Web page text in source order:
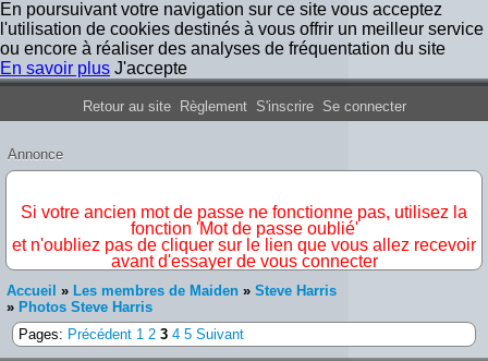
En poursuivant votre navigation sur ce site vous acceptez
l'utilisation de cookies destinés à vous offrir un meilleur service
ou encore à réaliser des analyses de fréquentation du site
En savoir plus J'accepte
Forum Iron Maiden France
Retour au site Règlement S'inscrire Se connecter
Annonce
Si votre ancien mot de passe ne fonctionne pas, utilisez la
fonction 'Mot de passe oublié'
et n'oubliez pas de cliquer sur le lien que vous allez recevoir
avant d'essayer de vous connecter
Accueil » Les membres de Maiden » Steve Harris
» Photos Steve Harris
Pages: Précédent 1 2 3 4 5 Suivant